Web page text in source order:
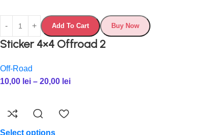
Add To Cart Buy Now
Sticker 4×4 Offroad 2
Off-Road
10,00 lei – 20,00 lei
Select options